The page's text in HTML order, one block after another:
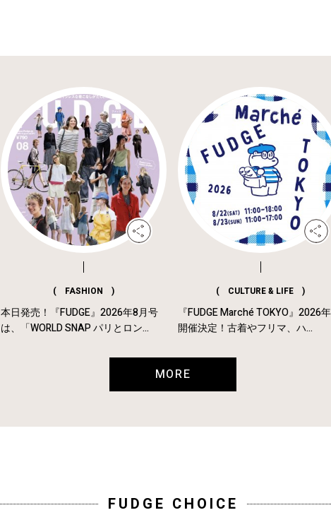
( FASHION )
本日発売！『FUDGE』2026年8月号
は、「WORLD SNAP パリとロン...
( CULTURE & LIFE )
『FUDGE Marché TOKYO』2026
開催決定！古着やフリマ、ハ...
MORE
FUDGE CHOICE